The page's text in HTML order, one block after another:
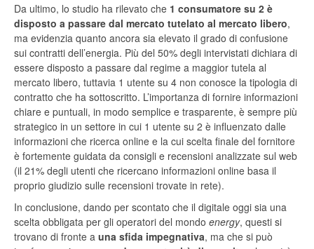
Da ultimo, lo studio ha rilevato che 1 consumatore su 2 è
disposto a passare dal mercato tutelato al mercato libero,
ma evidenzia quanto ancora sia elevato il grado di confusione
sui contratti dell’energia. Più del 50% degli intervistati dichiara di
essere disposto a passare dal regime a maggior tutela al
mercato libero, tuttavia 1 utente su 4 non conosce la tipologia di
contratto che ha sottoscritto. L’importanza di fornire informazioni
chiare e puntuali, in modo semplice e trasparente, è sempre più
strategico in un settore in cui 1 utente su 2 è influenzato dalle
informazioni che ricerca online e la cui scelta finale del fornitore
è fortemente guidata da consigli e recensioni analizzate sul web
(il 21% degli utenti che ricercano informazioni online basa il
proprio giudizio sulle recensioni trovate in rete).
In conclusione, dando per scontato che il digitale oggi sia una
scelta obbligata per gli operatori del mondo energy, questi si
trovano di fronte a una sfida impegnativa, ma che si può